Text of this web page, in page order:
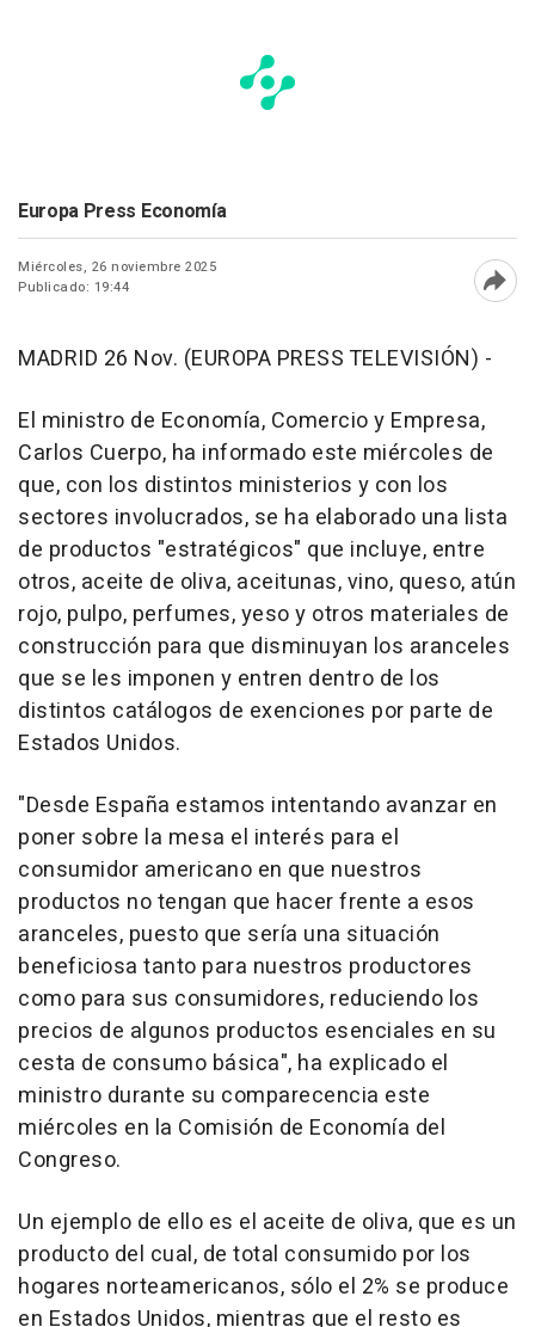
Europa Press Economía
Miércoles, 26 noviembre 2025
Publicado: 19:44
MADRID 26 Nov. (EUROPA PRESS TELEVISIÓN) -
El ministro de Economía, Comercio y Empresa,
Carlos Cuerpo, ha informado este miércoles de
que, con los distintos ministerios y con los
sectores involucrados, se ha elaborado una lista
de productos "estratégicos" que incluye, entre
otros, aceite de oliva, aceitunas, vino, queso, atún
rojo, pulpo, perfumes, yeso y otros materiales de
construcción para que disminuyan los aranceles
que se les imponen y entren dentro de los
distintos catálogos de exenciones por parte de
Estados Unidos.
"Desde España estamos intentando avanzar en
poner sobre la mesa el interés para el
consumidor americano en que nuestros
productos no tengan que hacer frente a esos
aranceles, puesto que sería una situación
beneficiosa tanto para nuestros productores
como para sus consumidores, reduciendo los
precios de algunos productos esenciales en su
cesta de consumo básica", ha explicado el
ministro durante su comparecencia este
miércoles en la Comisión de Economía del
Congreso.
Un ejemplo de ello es el aceite de oliva, que es un
producto del cual, de total consumido por los
hogares norteamericanos, sólo el 2% se produce
en Estados Unidos, mientras que el resto es